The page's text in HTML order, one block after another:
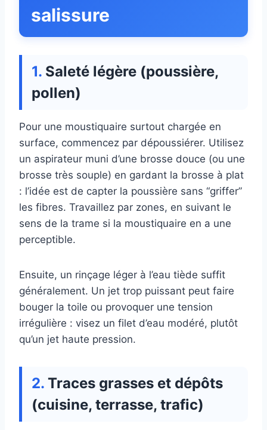
salissure
Saleté légère (poussière,
pollen)
Pour une moustiquaire surtout chargée en
surface, commencez par dépoussiérer. Utilisez
un aspirateur muni d’une brosse douce (ou une
brosse très souple) en gardant la brosse à plat
: l’idée est de capter la poussière sans “griffer”
les fibres. Travaillez par zones, en suivant le
sens de la trame si la moustiquaire en a une
perceptible.
Ensuite, un rinçage léger à l’eau tiède suffit
généralement. Un jet trop puissant peut faire
bouger la toile ou provoquer une tension
irrégulière : visez un filet d’eau modéré, plutôt
qu’un jet haute pression.
Traces grasses et dépôts
(cuisine, terrasse, trafic)